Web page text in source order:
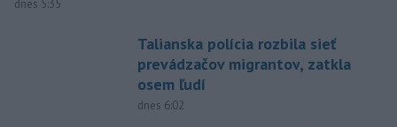
dnes 5:35
Talianska polícia rozbila sieť
prevádzačov migrantov, zatkla
osem ľudí
dnes 6:02